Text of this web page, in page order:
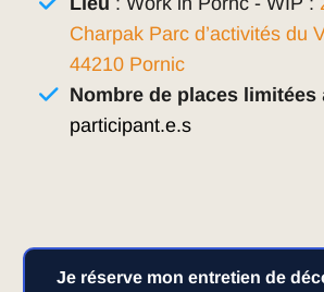
Charpak Parc d’activités du
44210 Pornic
Nombre de places limitées
participant.e.s
Je réserve mon entretien de